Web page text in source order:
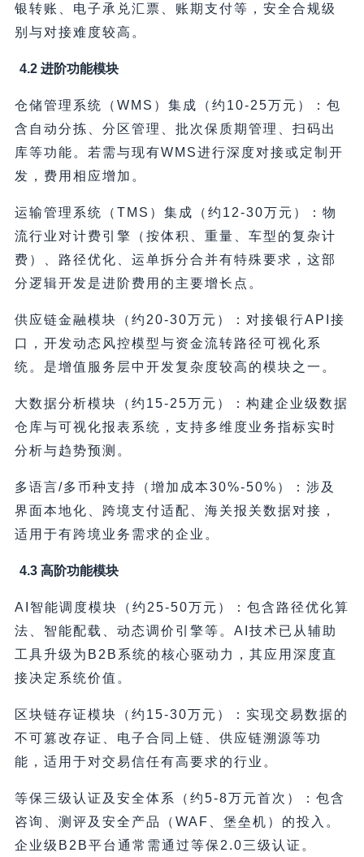
银转账、电子承兑汇票、账期支付等，安全合规级
别与对接难度较高。
4.2 进阶功能模块
仓储管理系统（WMS）集成（约10-25万元）：包
含自动分拣、分区管理、批次保质期管理、扫码出
库等功能。若需与现有WMS进行深度对接或定制开
发，费用相应增加。
运输管理系统（TMS）集成（约12-30万元）：物
流行业对计费引擎（按体积、重量、车型的复杂计
费）、路径优化、运单拆分合并有特殊要求，这部
分逻辑开发是进阶费用的主要增长点。
供应链金融模块（约20-30万元）：对接银行API接
口，开发动态风控模型与资金流转路径可视化系
统。是增值服务层中开发复杂度较高的模块之一。
大数据分析模块（约15-25万元）：构建企业级数据
仓库与可视化报表系统，支持多维度业务指标实时
分析与趋势预测。
多语言/多币种支持（增加成本30%-50%）：涉及
界面本地化、跨境支付适配、海关报关数据对接，
适用于有跨境业务需求的企业。
4.3 高阶功能模块
AI智能调度模块（约25-50万元）：包含路径优化算
法、智能配载、动态调价引擎等。AI技术已从辅助
工具升级为B2B系统的核心驱动力，其应用深度直
接决定系统价值。
区块链存证模块（约15-30万元）：实现交易数据的
不可篡改存证、电子合同上链、供应链溯源等功
能，适用于对交易信任有高要求的行业。
等保三级认证及安全体系（约5-8万元首次）：包含
咨询、测评及安全产品（WAF、堡垒机）的投入。
企业级B2B平台通常需通过等保2.0三级认证。